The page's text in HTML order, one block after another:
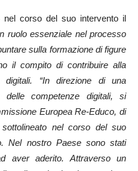
corso del suo intervento il
ruolo essenziale nel processo
sulla formazione di figure
il compito di contribuire alla
digitali. “In direzione di una
delle competenze digitali, si
Europea Re-Educo, di
nel corso del suo
Nel nostro Paese sono stati
aver aderito. Attraverso un